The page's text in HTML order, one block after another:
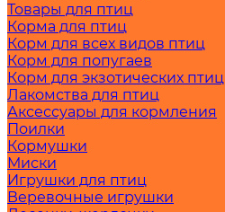
Товары для птиц
Корма для птиц
Корм для всех видов птиц
Корм для попугаев
Корм для экзотических птиц
Лакомства для птиц
Аксессуары для кормления
Поилки
Кормушки
Миски
Игрушки для птиц
Веревочные игрушки